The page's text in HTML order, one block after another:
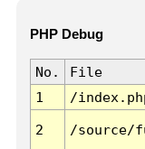
PHP Debug
No. File
1
/
2 /source/